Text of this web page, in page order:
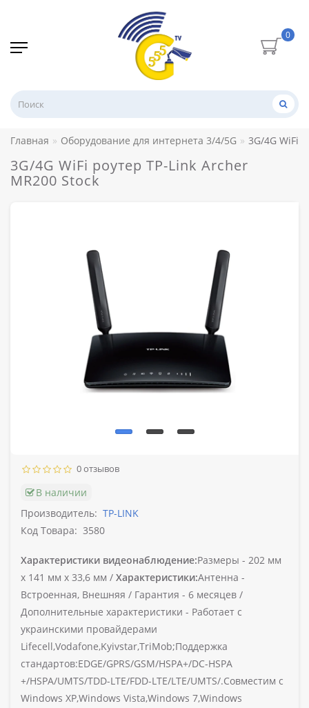
0
Главная Оборудование для интернета 3/4/5G 3G/4G WiFi
3G/4G WiFi роутер TP-Link Archer
MR200 Stock
0 отзывов
В наличии
Производитель: TP-LINK
Код Товара: 3580
Характеристики видеонаблюдение:Размеры - 202 мм
x 141 мм x 33,6 мм / Характеристики:Антенна -
Встроенная, Внешняя / Гарантия - 6 месяцев /
Дополнительные характеристики - Работает с
украинскими провайдерами
Lifecell,Vodafone,Kyivstar,TriMob;Поддержка
стандартов:EDGE/GPRS/GSM/HSPA+/DC-HSPA
+/HSPA/UMTS/TDD-LTE/FDD-LTE/LTE/UMTS/.Совместим с
Windows XP,Windows Vista,Windows 7,Windows